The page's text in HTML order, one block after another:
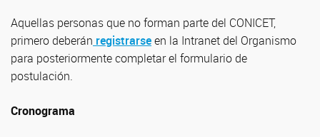
Aquellas personas que no forman parte del CONICET,
primero deberán registrarseen la Intranet del Organismo
para posteriormente completar el formulario de
postulación.
Cronograma